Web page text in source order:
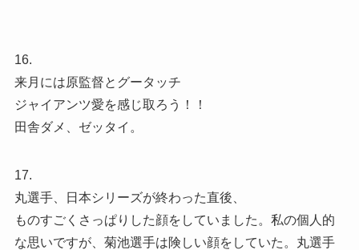
16.
来月には原監督とグータッチ
ジャイアンツ愛を感じ取ろう！！
田舎ダメ、ゼッタイ。
17.
丸選手、日本シリーズが終わった直後、
ものすごくさっぱりした顔をしていました。私の個人的
な思いですが、菊池選手は険しい顔をしていた。丸選手